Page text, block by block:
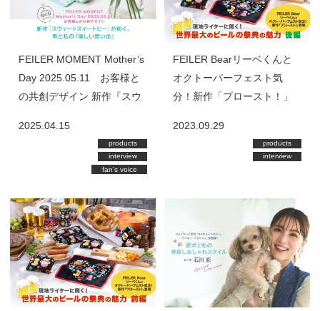
FEILER MOMENT Mother’s
Day 2025.05.11 お客様と
の共創デザイン 新作『スウ
2025.04.15
products
interview
fan’s voice
FEILER Bearリーベくんと
オクトーバーフェスト気
分！新作「プロースト！」
2023.09.29
products
interview